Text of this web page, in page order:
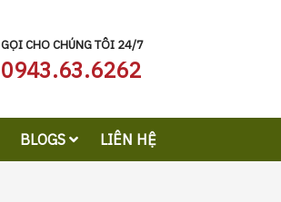
GỌI CHO CHÚNG TÔI 24/7
0943.63.6262
BLOGS LIÊN HỆ